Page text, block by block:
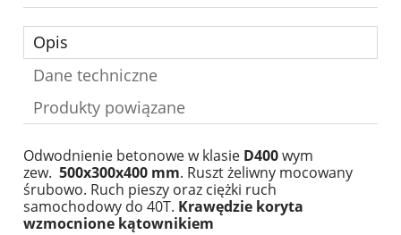
Opis
Dane techniczne
Produkty powiązane
Odwodnienie betonowew klasie D400wym
zew. 500x300x400 mm. Ruszt żeliwny mocowany
śrubowo. Ruch pieszy oraz ciężki ruch
samochodowy do 40T. Krawędzie koryta
wzmocnione kątownikiem